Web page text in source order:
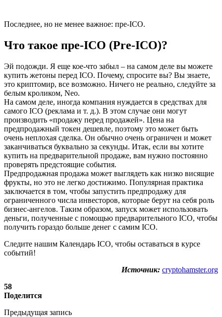
Последнее, но не менее важное: пре-ICO.
Что такое пре-ICO (Pre-ICO)?
Эй подожди. Я еще кое-что забыл – на самом деле вы можете
купить жетоны перед ICO. Почему, спросите вы? Вы знаете,
это криптомир, все возможно. Ничего не реально, следуйте за
белым кроликом, Neo.
На самом деле, иногда компания нуждается в средствах для
самого ICO (реклама и т. д.). В этом случае они могут
производить «продажу перед продажей». Цена на
предпродажный токен дешевле, поэтому это может быть
очень неплохая сделка. Он обычно очень ограничен и может
заканчиваться буквально за секунды. Итак, если вы хотите
купить на предварительной продаже, вам нужно постоянно
проверять предстоящие события.
Предпродажная продажа может выглядеть как низко висящие
фрукты, но это не легко достижимо. Популярная практика
заключается в том, чтобы запустить предпродажу для
ограниченного числа инвесторов, которые берут на себя роль
бизнес-ангелов. Таким образом, запуск может использовать
деньги, полученные с помощью предварительного ICO, чтобы
получить гораздо больше денег с самим ICO.
Следите нашим Календарь ICO, чтобы оставаться в курсе
событий!
Источник: cryptohamster.org
58
Поделится
Предыдущая запись